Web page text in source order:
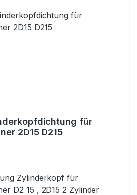
für
2D15 D215
Zylinderkopf für
D2 15 , 2D15 2 Zylinder